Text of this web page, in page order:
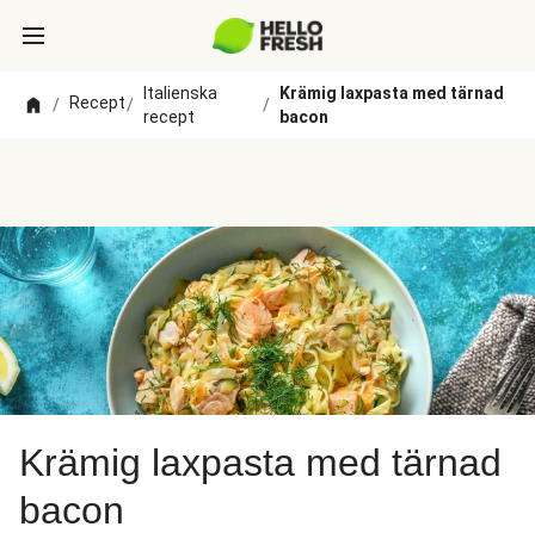
/ Recept/
Italienska
recept
/
Krämig laxpasta med tärnad
bacon
Krämig laxpasta med tärnad
bacon